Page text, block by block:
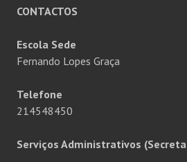
CONTACTOS
Escola Sede
Fernando Lopes Graça
Telefone
214548450
Serviços Administrativos